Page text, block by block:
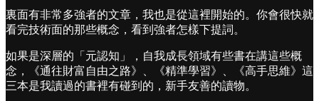
󠀠裏面有非常多強者的文章，我也是從這裡開始的。你會很快就
看完技術面的那些概念，看到強者怎樣下提詞。
󠀠如果是深層的「元認知」，自我成長領域有些書在講這些概
念，《通往財富自由之路》、《精準學習》、《高手思維》這
三本是我讀過的書裡有碰到的，新手友善的讀物。